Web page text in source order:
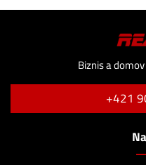
Biznis a
+421